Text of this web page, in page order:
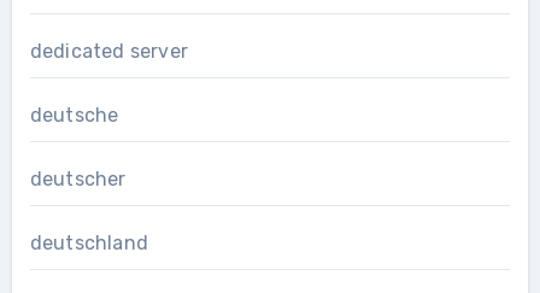
dedicated server
deutsche
deutscher
deutschland